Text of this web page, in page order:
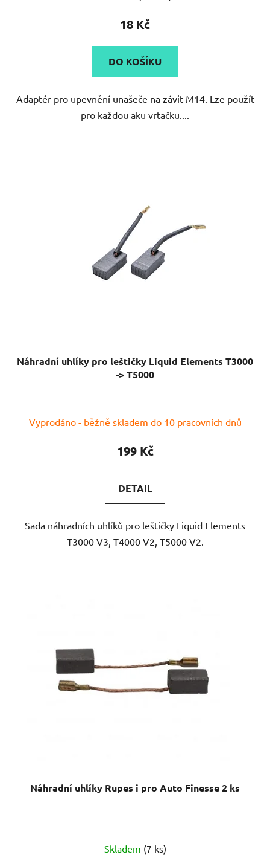
produktu
5,0
z
hvězdiček.
18 Kč
DO KOŠÍKU
Adaptér pro upevnění unašeče na závit M14. Lze použít
pro každou aku vrtačku....
Náhradní uhlíky pro leštičky Liquid Elements T3000
-> T5000
Vyprodáno - běžně skladem do 10 pracovních dnů
199 Kč
DETAIL
Sada náhradních uhlíků pro leštičky Liquid Elements
T3000 V3, T4000 V2, T5000 V2.
Náhradní uhlíky Rupes i pro Auto Finesse 2 ks
Skladem (7 ks)